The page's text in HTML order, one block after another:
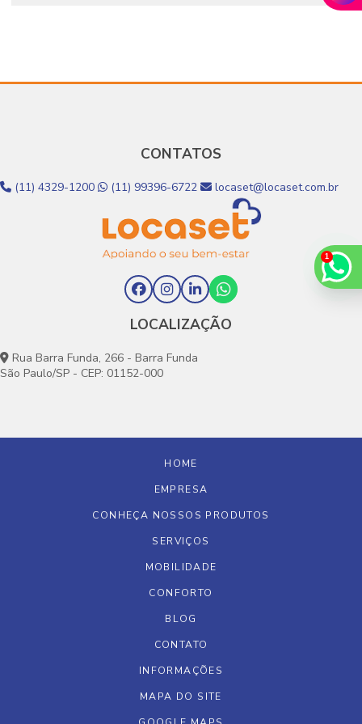
pós-operatório
CONTATOS
(11) 4329-1200 (11) 99396-6722 locaset@locaset.com.br
LOCALIZAÇÃO
Rua Barra Funda, 266 - Barra Funda
São Paulo/SP - CEP: 01152-000
HOME
EMPRESA
CONHEÇA NOSSOS PRODUTOS
SERVIÇOS
MOBILIDADE
CONFORTO
BLOG
CONTATO
INFORMAÇÕES
MAPA DO SITE